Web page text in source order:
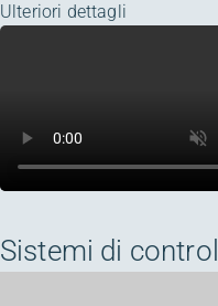
Ulteriori dettagli
Sistemi di